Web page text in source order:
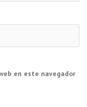
en este navegador